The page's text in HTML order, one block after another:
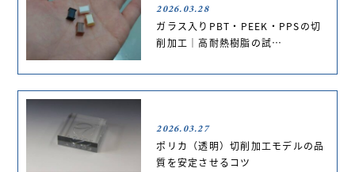
2026.03.28
ガラス入りPBT・PEEK・PPSの切
削加工｜高耐熱樹脂の試…
2026.03.27
ポリカ（透明）切削加工モデルの品
質を安定させるコツ